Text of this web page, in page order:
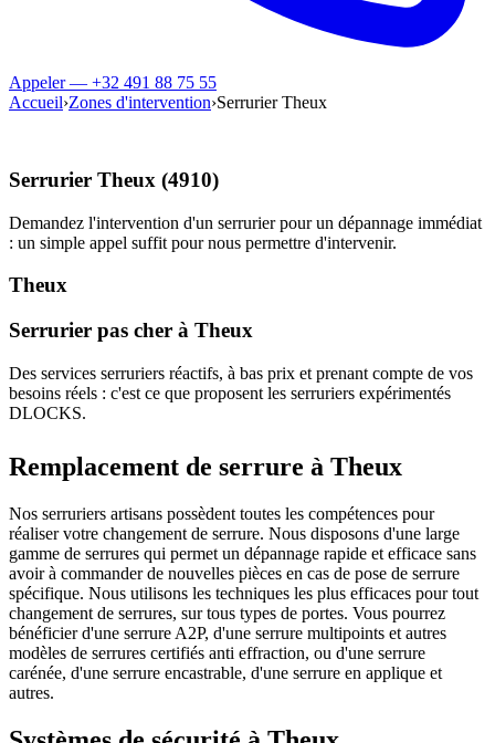
Appeler — +32 491 88 75 55
Accueil›Zones d'intervention›Serrurier Theux
Serrurier Theux (4910)
Demandez l'intervention d'un serrurier pour un dépannage immédiat
: un simple appel suffit pour nous permettre d'intervenir.
Theux
Serrurier pas cher à Theux
Des services serruriers réactifs, à bas prix et prenant compte de vos
besoins réels : c'est ce que proposent les serruriers expérimentés
DLOCKS.
Remplacement de serrure à Theux
Nos serruriers artisans possèdent toutes les compétences pour
réaliser votre changement de serrure. Nous disposons d'une large
gamme de serrures qui permet un dépannage rapide et efficace sans
avoir à commander de nouvelles pièces en cas de pose de serrure
spécifique. Nous utilisons les techniques les plus efficaces pour tout
changement de serrures, sur tous types de portes. Vous pourrez
bénéficier d'une serrure A2P, d'une serrure multipoints et autres
modèles de serrures certifiés anti effraction, ou d'une serrure
carénée, d'une serrure encastrable, d'une serrure en applique et
autres.